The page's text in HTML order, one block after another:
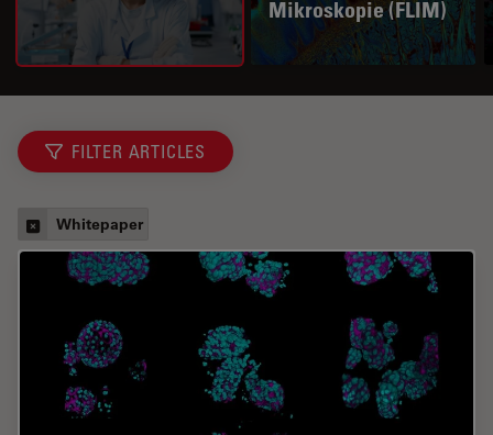
Mikroskopie (FLIM)
FILTER ARTICLES
Whitepaper